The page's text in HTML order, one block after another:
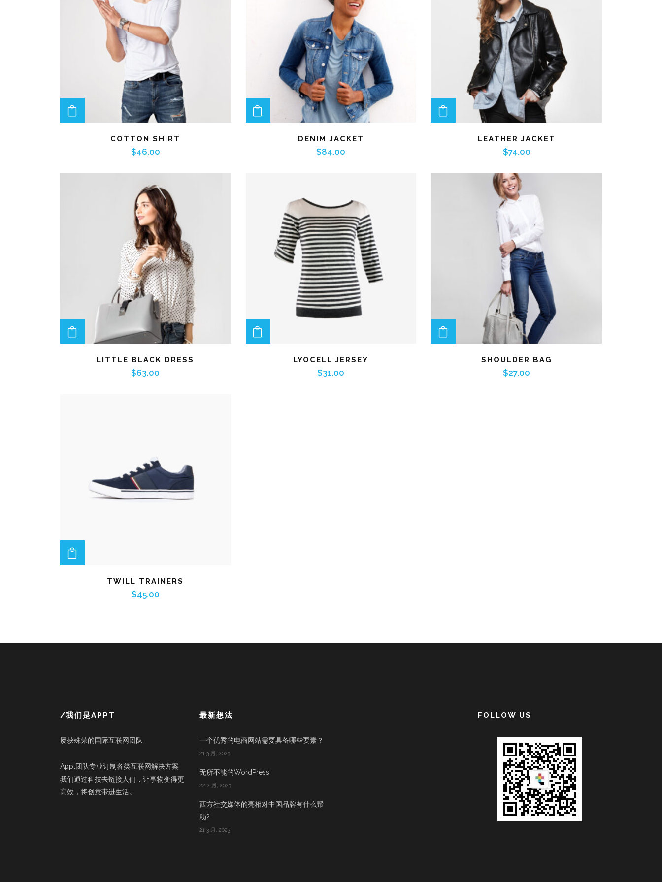
ADD TO CART
COTTON SHIRT
$46.00
ADD TO CART
DENIM JACKET
$84.00
ADD TO CART
LEATHER JACKET
$74.00
ADD TO CART
LITTLE BLACK DRESS
$63.00
LYOCELL JERSEY
$31.00
ADD TO CART
SHOULDER BAG
$27.00
TWILL TRAINERS
$45.00
/我们是APPT
屡获殊荣的国际互联网团队
Appt团队专业订制各类互联网解决方案
我们通过科技去链接人们，让事物变得更
高效，将创意带进生活。
最新想法
一个优秀的电商网站需要具备哪些要素？
21 3 月, 2023
无所不能的WordPress
22 2 月, 2023
西方社交媒体的亮相对中国品牌有什么帮
助?
21 3 月, 2023
FOLLOW US